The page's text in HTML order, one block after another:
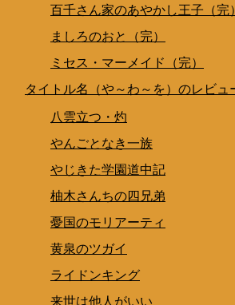
百千さん家のあやかし王子（完）
ましろのおと（完）
ミセス・マーメイド（完）
タイトル名（や～わ～を）のレビュ
八雲立つ・灼
やんごとなき一族
やじきた学園道中記
柚木さんちの四兄弟
憂国のモリアーティ
黄泉のツガイ
ライドンキング
来世は他人がいい